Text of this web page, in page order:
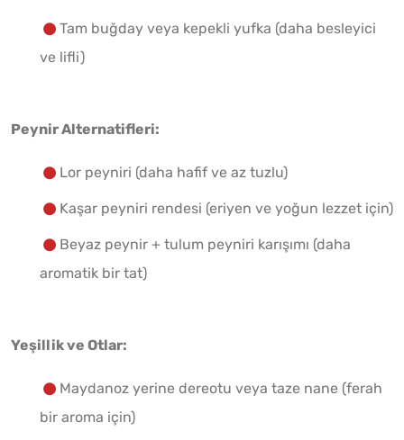
Tam buğday veya kepekli yufka (daha besleyici
ve lifli)
Peynir Alternatifleri:
Lor peyniri (daha hafif ve az tuzlu)
Kaşar peyniri rendesi (eriyen ve yoğun lezzet için)
Beyaz peynir + tulum peyniri karışımı (daha
aromatik bir tat)
Yeşillik ve Otlar:
Maydanoz yerine dereotu veya taze nane (ferah
bir aroma için)